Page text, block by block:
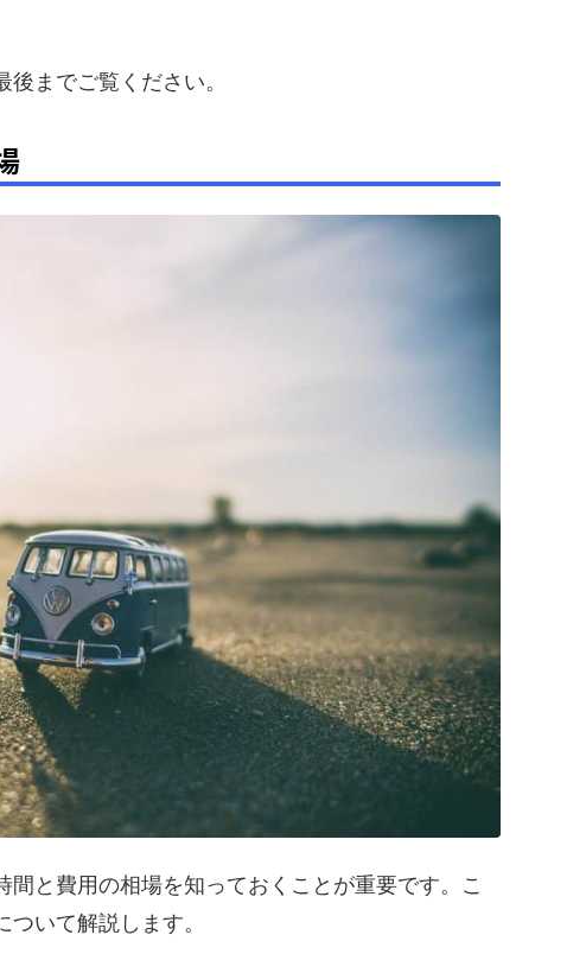
までご覧ください。
と費用の相場を知っておくことが重要です。こ
いて解説します。